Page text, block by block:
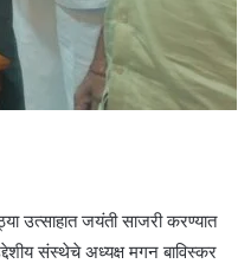
उत्साहात जयंती साजरी करण्यात
संस्थेचे अध्यक्ष मगन बाविस्कर